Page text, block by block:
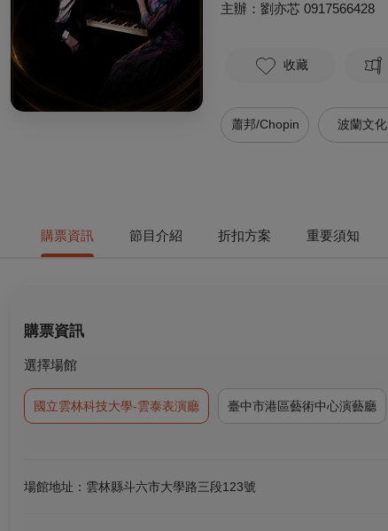
主辦： 劉亦芯 0917566428
收藏
蕭邦/Chopin 波蘭文化
購票資訊 節目介紹 折扣方案 重要須知
購票資訊
選擇場館
國立雲林科技大學-雲泰表演廳 臺中市港區藝術中心演藝廳
場館地址：雲林縣斗六市大學路三段123號